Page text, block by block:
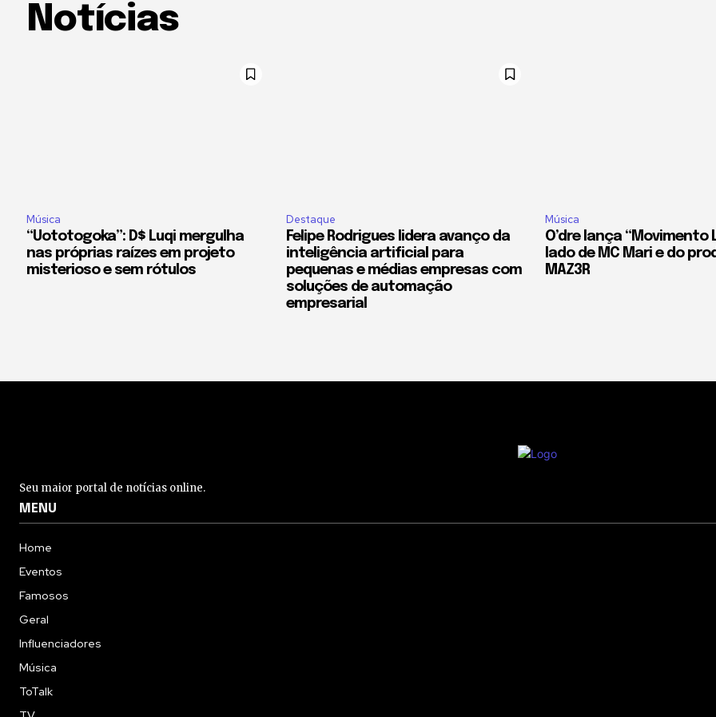
Notícias
Música
“Uototogoka”: D$ Luqi mergulha
nas próprias raízes em projeto
misterioso e sem rótulos
Destaque
Felipe Rodrigues lidera avanço da
inteligência artificial para
pequenas e médias empresas com
soluções de automação
empresarial
Música
O’dre lança “Movimento
lado de MC Mari e do
MAZ3R
Seu maior portal de notícias online.
MENU
Home
Eventos
Famosos
Geral
Influenciadores
Música
ToTalk